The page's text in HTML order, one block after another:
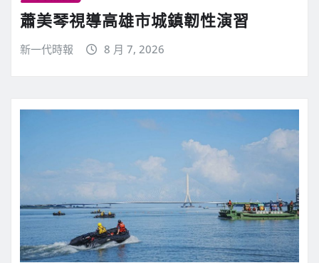
蕭美琴視導高雄市城鎮韌性演習
新一代時報 8 月 7, 2026